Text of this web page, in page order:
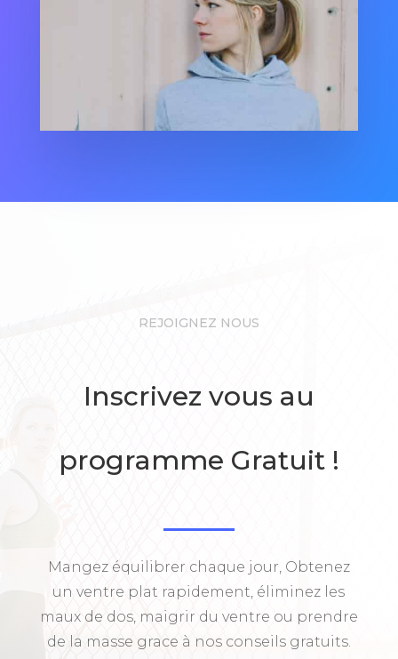
REJOIGNEZ NOUS
Inscrivez vous au
programme Gratuit !
Mangez équilibrer chaque jour, Obtenez
un ventre plat rapidement, éliminez les
maux de dos, maigrir du ventre ou prendre
de la masse grace à nos conseils gratuits.